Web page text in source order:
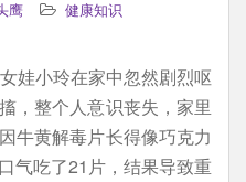
鹰 健康知识
娃小玲在家中忽然剧烈呕
，整个人意识丧失，家里
牛黄解毒片长得像巧克力
气吃了21片，结果导致重